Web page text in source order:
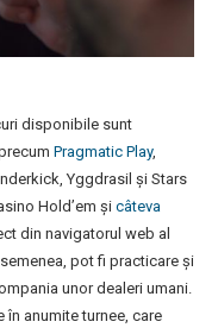
disponibile sunt
Pragmatic Play,
Yggdrasil și Stars
Hold’em și câteva
din navigatorul web al
pot fi practicare și
unor dealeri umani.
anumite turnee, care